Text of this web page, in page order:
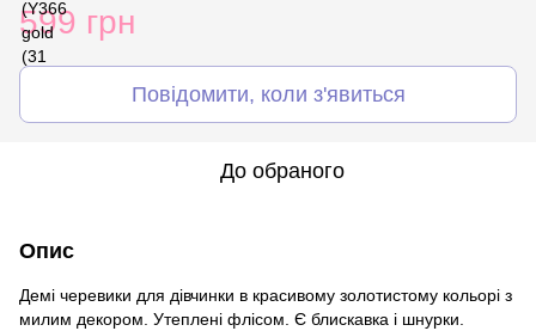
599 грн
Повідомити, коли з'явиться
До обраного
Опис
Демі черевики для дівчинки в красивому золотистому кольорі з
милим декором. Утеплені флісом. Є блискавка і шнурки.